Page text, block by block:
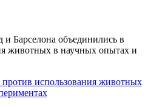
Барселона объединились в
животных в научных опытах и